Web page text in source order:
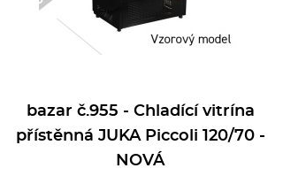
bazar č.955 - Chladící vitrína
přístěnná JUKA Piccoli 120/70 -
NOVÁ